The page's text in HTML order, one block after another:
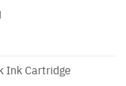
Ink Cartridge